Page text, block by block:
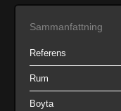
Sammanfattning
Referens
Rum
Boyta